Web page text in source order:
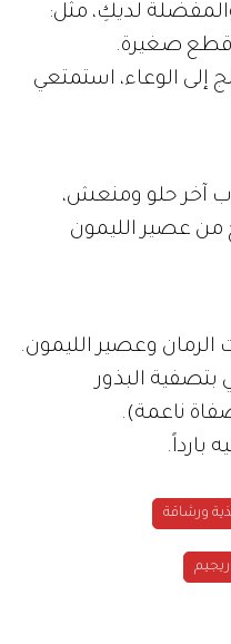
لديكِ، مثل:
قطع صغيرة.
إلى الوعاء، استمتعي
آخر حلو ومنعش،
من عصير الليمون
الرمان وعصير الليمون.
بتصفية البذور
ناعمة).
بارداً.
ورشاقة
ريجيم